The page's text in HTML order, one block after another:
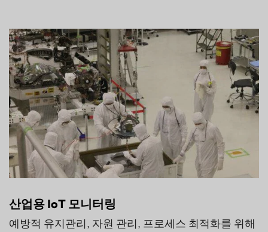
산업용 IoT 모니터링
예방적 유지관리, 자원 관리, 프로세스 최적화를 위해